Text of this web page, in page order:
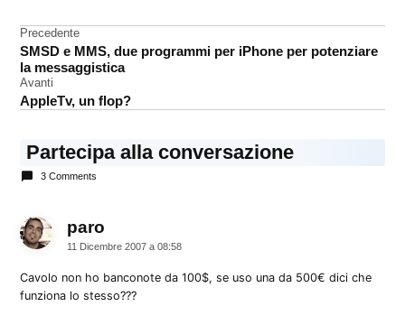
iPod
Touch
Navigazione
articoli
Precedente
SMSD e MMS, due programmi per iPhone per potenziare
la messaggistica
Avanti
AppleTv, un flop?
Partecipa alla conversazione
3 Comments
paro
11 Dicembre 2007 a 08:58
Cavolo non ho banconote da 100$, se uso una da 500€ dici che
funziona lo stesso???